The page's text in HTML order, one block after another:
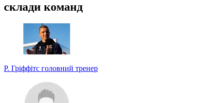
склади команд
Р. Гріффітс головний тренер